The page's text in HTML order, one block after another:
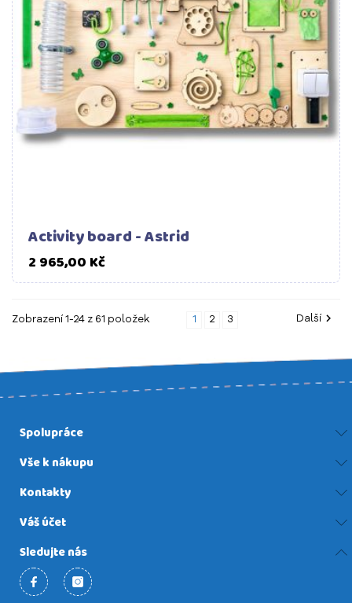
Activity board - Astrid
2 965,00 KčCena
Zobrazení 1-24 z 61 položek 1 2 3 Další 
Spolupráce
Vše k nákupu
Kontakty
Váš účet
Sledujte nás